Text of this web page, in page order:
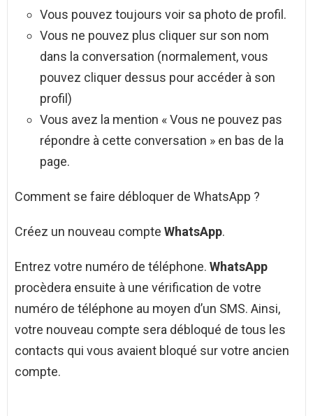
Vous pouvez toujours voir sa photo de profil.
Vous ne pouvez plus cliquer sur son nom
dans la conversation (normalement, vous
pouvez cliquer dessus pour accéder à son
profil)
Vous avez la mention « Vous ne pouvez pas
répondre à cette conversation » en bas de la
page.
Comment se faire débloquer de WhatsApp ?
Créez un nouveau compte WhatsApp.
Entrez votre numéro de téléphone. WhatsApp
procèdera ensuite à une vérification de votre
numéro de téléphone au moyen d’un SMS. Ainsi,
votre nouveau compte sera débloqué de tous les
contacts qui vous avaient bloqué sur votre ancien
compte.